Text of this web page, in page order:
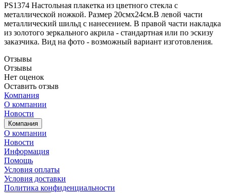
PS1374 Настольная плакетка из цветного стекла с
металлической ножкой. Размер 20смх24см.В левой части
металлический шильд с нанесением. В правой части накладка
из золотого зеркального акрила - стандартная или по эскизу
заказчика. Вид на фото - возможный вариант изготовления.
Отзывы
Отзывы
Нет оценок
Оставить отзыв
Компания
О компании
Новости
Компания
О компании
Новости
Информация
Помощь
Условия оплаты
Условия доставки
Политика конфиденциальности